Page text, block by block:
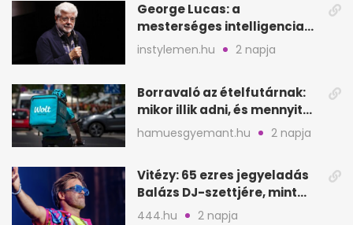
George Lucas: a
mesterséges intelligencia
lehet Hollywood következő
lépése
instylemen.hu 2 napja
Borravaló az ételfutárnak:
mikor illik adni, és mennyit
rendeléskor?
hamuesgyemant.hu 2 napja
Vitézy: 65 ezres jegyeladás
Balázs DJ-szettjére, mint
metró nélküli Puskás-meccs
444.hu 2 napja